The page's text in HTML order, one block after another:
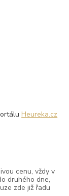
Heureka.cz
cenu, vždy v
druhého dne,
zde již řadu